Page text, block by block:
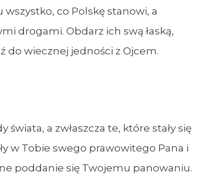
co Polskę stanowi, a
drogami. Obdarz ich swą łaską,
do wiecznej jedności z Ojcem.
a zwłaszcza te, które stały się
w Tobie swego prawowitego Pana i
poddanie się Twojemu panowaniu.